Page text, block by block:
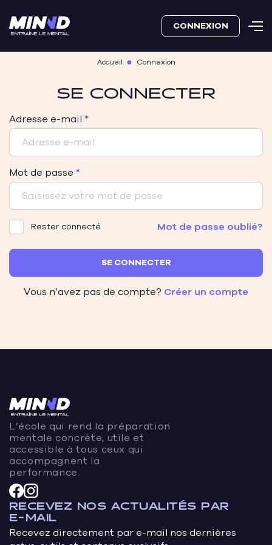
CONNEXION
Accueil Connexion
SE CONNECTER
Adresse e-mail
Mot de passe
Rester connecté Mot de passe oublié?
SE CONNECTER
Vous n’avez pas de compte? Créer un compte
L’école qui rend la préparation
mentale concrète, utile et
accessible à tous ceux qui
accompagnent la
performance.
RECEVEZ NOS ACTUALITÉS PAR
E-MAIL
Recevez directement par e-mail nos dernières